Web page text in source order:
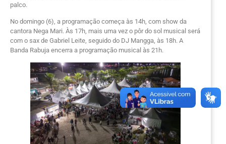
palco.
No domingo (6), a programação começa às 14h, com show da
cantora Nega Mari. Às 17h, mais uma vez o pôr do sol musical será
com o sax de Gabriel Leite, seguido do DJ Mangga, às 18h. A
Banda Rabuja encerra a programação musical às 21h.